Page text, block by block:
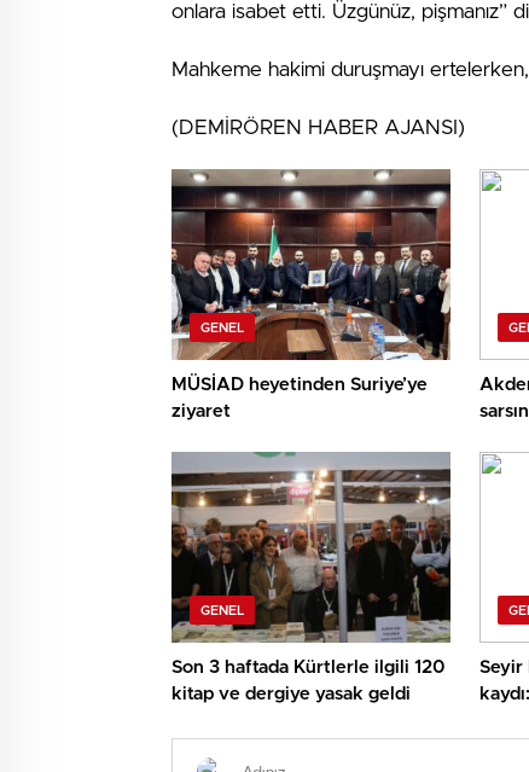
onlara isabet etti. Üzgünüz, pişmanız”
Mahkeme hakimi duruşmayı
(DEMİRÖREN HABER AJANSI)
GENEL
MÜSİAD heyetinden Suriye’ye
ziyaret
GENEL
Son 3 haftada Kürtlerle ilgili 120
kitap ve dergiye yasak geldi
Seyir